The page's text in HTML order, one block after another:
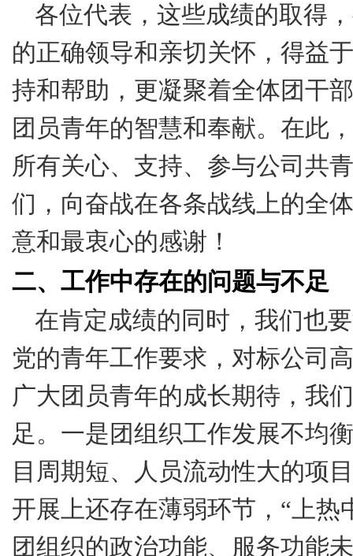
各位代表，这些成绩的取得
的正确领导和亲切关怀，得益
持和帮助，更凝聚着全体团干
团员青年的智慧和奉献。在此
所有关心、支持、参与公司共
们，向奋战在各条战线上的全
意和最衷心的感谢！
二、工作中存在的问题与不足
在肯定成绩的同时，我们也
党的青年工作要求，对标公司
广大团员青年的成长期待，我
足。 一是 团组织工作发展不均
目周期短、人员流动性大的项
开展上还存在薄弱环节，“上热
团组织的政治功能、服务功能